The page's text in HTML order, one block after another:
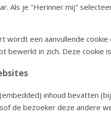
Als je "Herinner mij"
wordt een aanvullende
bewerkt in zich. Deze cookie
inhoud bevatten
de bezoeker deze andere